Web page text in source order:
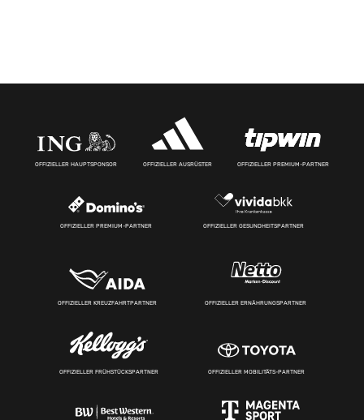
OFFIZIELLER HAUPTSPONSOR OFFIZIELLER AUSRÜSTER OFFIZIELLER PREMIUM-PARTNER
OFFIZIELLER PREMIUM-PARTNER OFFIZIELLER GESUNDHEITSPARTNER
OFFIZIELLER KREUZFAHRTPARTNER OFFIZIELLER ERNÄHRUNGSPARTNER
OFFIZIELLER FRÜHSTÜCKSPARTNER OFFIZIELLER MOBILITÄTS-PARTNER